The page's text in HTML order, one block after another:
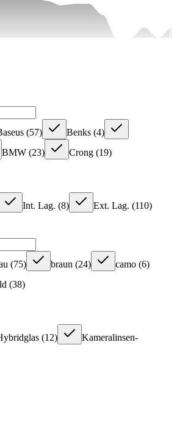
(57) Benks (4)
BMW (23) Crong (19)
Int. Lag. (8) Ext. Lag. (110)
(75) braun (24) camo (6)
(38)
(12)
Kameralinsen-